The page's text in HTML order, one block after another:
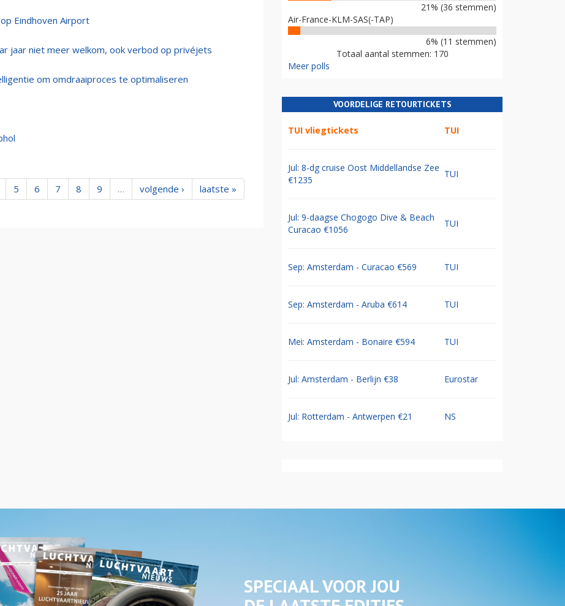
Eindhoven Airport
jaar niet meer welkom, ook verbod op privéjets
om omdraaiproces te optimaliseren
5 6 7 8 9 … volgende › laatste »
21% (36 stemmen)
Air-France-KLM-SAS(-TAP)
6% (11 stemmen)
Totaal aantal stemmen: 170
Meer polls
VOORDELIGE RETOURTICKETS
TUI vliegtickets TUI
Jul: 8-dg cruise Oost Middellandse Zee
€1235
TUI
Jul: 9-daagse Chogogo Dive & Beach
Curacao €1056
TUI
Sep: Amsterdam - Curacao €569 TUI
Sep: Amsterdam - Aruba €614 TUI
Mei: Amsterdam - Bonaire €594 TUI
Jul: Amsterdam - Berlijn €38 Eurostar
Jul: Rotterdam - Antwerpen €21 NS
SPECIAAL VOOR JOU